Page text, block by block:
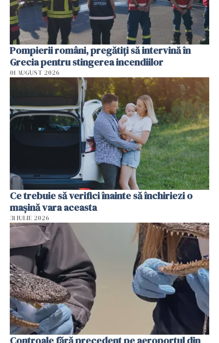
Pompierii români, pregătiţi să intervină în
Grecia pentru stingerea incendiilor
01 AUGUST 2026
Ce trebuie să verifici înainte să închiriezi o
mașină vara aceasta
31 IULIE 2026